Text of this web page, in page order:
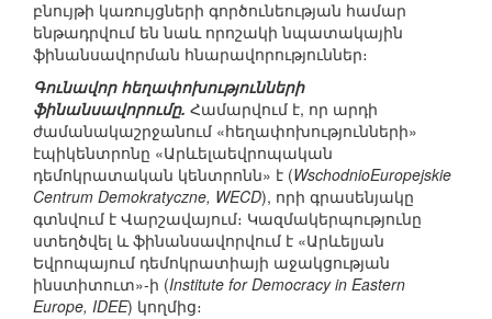
բնույթի կառույցների գործունեության համար
ենթադրվում են նաև որոշակի նպատակային
ֆինանսավորման հնարավորություններ։
Գունավոր հեղափոխությունների
ֆինանսավորումը. Համարվում է, որ արդի
ժամանակաշրջանում «հեղափոխությունների»
էպիկենտրոնը «Արևելաեվրոպական
դեմոկրատական կենտրոնն» է (WschodnioEuropejskie
Centrum Demokratyczne, WECD), որի գրասենյակը
գտնվում է Վարշավայում։ Կազմակերպությունը
ստեղծվել և ֆինանսավորվում է «Արևելյան
Եվրոպայում դեմոկրատիայի աջակցության
ինստիտուտ»-ի (Institute for Democracy in Eastern
Europe, IDEE) կողմից։